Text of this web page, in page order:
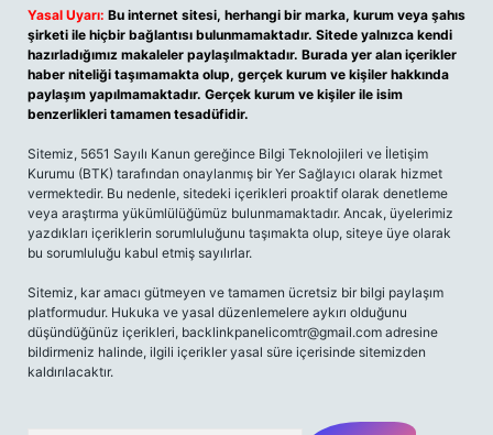
Yasal Uyarı: Bu internet sitesi, herhangi bir marka, kurum veya şahıs
şirketi ile hiçbir bağlantısı bulunmamaktadır. Sitede yalnızca kendi
hazırladığımız makaleler paylaşılmaktadır. Burada yer alan içerikler
haber niteliği taşımamakta olup, gerçek kurum ve kişiler hakkında
paylaşım yapılmamaktadır. Gerçek kurum ve kişiler ile isim
benzerlikleri tamamen tesadüfidir.
Sitemiz, 5651 Sayılı Kanun gereğince Bilgi Teknolojileri ve İletişim
Kurumu (BTK) tarafından onaylanmış bir Yer Sağlayıcı olarak hizmet
vermektedir. Bu nedenle, sitedeki içerikleri proaktif olarak denetleme
veya araştırma yükümlülüğümüz bulunmamaktadır. Ancak, üyelerimiz
yazdıkları içeriklerin sorumluluğunu taşımakta olup, siteye üye olarak
bu sorumluluğu kabul etmiş sayılırlar.
Sitemiz, kar amacı gütmeyen ve tamamen ücretsiz bir bilgi paylaşım
platformudur. Hukuka ve yasal düzenlemelere aykırı olduğunu
düşündüğünüz içerikleri, backlinkpanelicomtr@gmail.com adresine
bildirmeniz halinde, ilgili içerikler yasal süre içerisinde sitemizden
kaldırılacaktır.